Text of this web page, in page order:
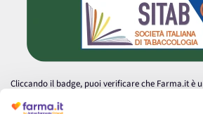
Cliccando il badge, puoi verificare che Farma.it è
autorizzata dal Ministero della Salute a effettuare
medicinali.